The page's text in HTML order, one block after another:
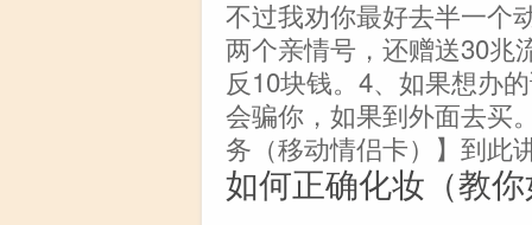
不过我劝你最好去半一个
两个亲情号，还赠送30兆
反10块钱。4、如果想办
会骗你，如果到外面去买
务（移动情侣卡）】到此
如何正确化妆（教